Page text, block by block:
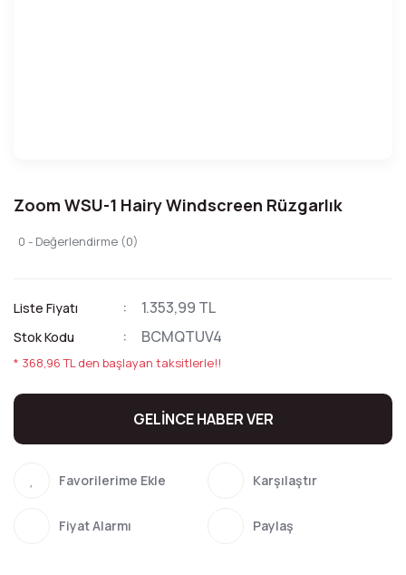
Zoom WSU-1 Hairy Windscreen Rüzgarlık
0 - Değerlendirme (0)
Liste Fiyatı 1.353,99 TL
Stok Kodu BCMQTUV4
* 368,96 TL den başlayan taksitlerle!!
GELİNCE HABER VER
Karşılaştır
Fiyat Alarmı Paylaş